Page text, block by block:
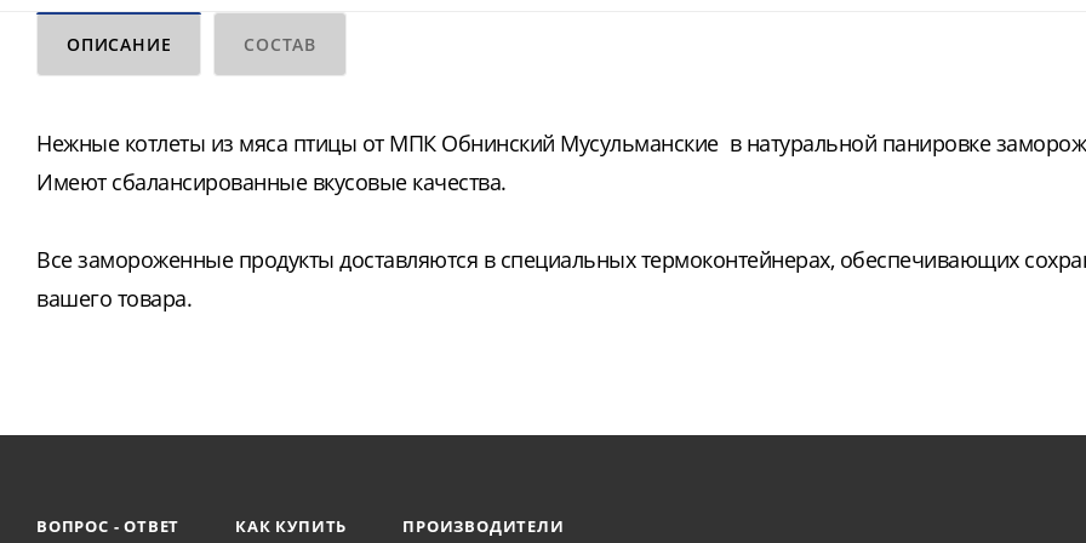
ОПИСАНИЕ СОСТАВ
Нежные котлеты из мяса птицы от МПК Обнинский Мусульманские в натуральной панировке
Имеют сбалансированные вкусовые качества.
Все замороженные продукты доставляются в специальных термоконтейнерах, обеспечивающих
вашего товара.
ВОПРОС - ОТВЕТ КАК КУПИТЬ ПРОИЗВОДИТЕЛИ